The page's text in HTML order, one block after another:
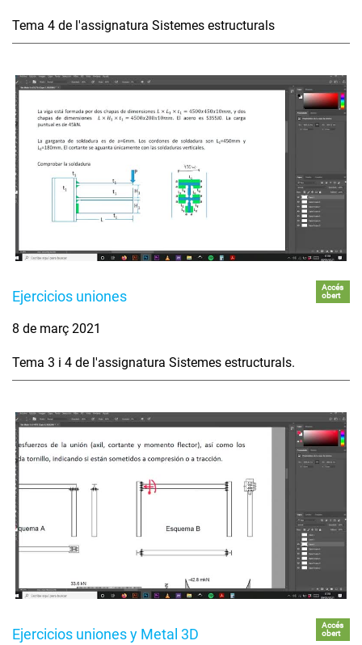
Tema 4 de l'assignatura Sistemes estructurals
Ejercicios uniones
Accés
obert
8 de març 2021
Tema 3 i 4 de l'assignatura Sistemes estructurals.
Ejercicios uniones y Metal 3D
Accés
obert